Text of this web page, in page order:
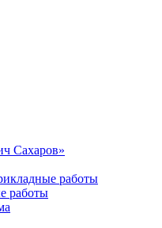
Сахаров»
работы
работы